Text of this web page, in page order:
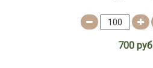
700 руб